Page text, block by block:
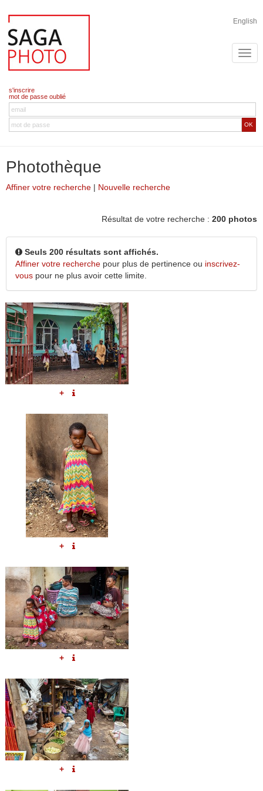
English
s'inscrire
mot de passe oublié
OK
Photothèque
Affiner votre recherche | Nouvelle recherche
Résultat de votre recherche : 200 photos
Seuls 200 résultats sont affichés.
Affiner votre recherche pour plus de pertinence ou inscrivez-
vous pour ne plus avoir cette limite.
+
+
+
+